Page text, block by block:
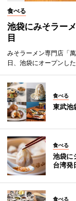
食べる
池袋にみそラー
目
みそラーメン専門店「
日、池袋にオープンした
食べる
東武池
食べる
池袋に
台湾発
食べる